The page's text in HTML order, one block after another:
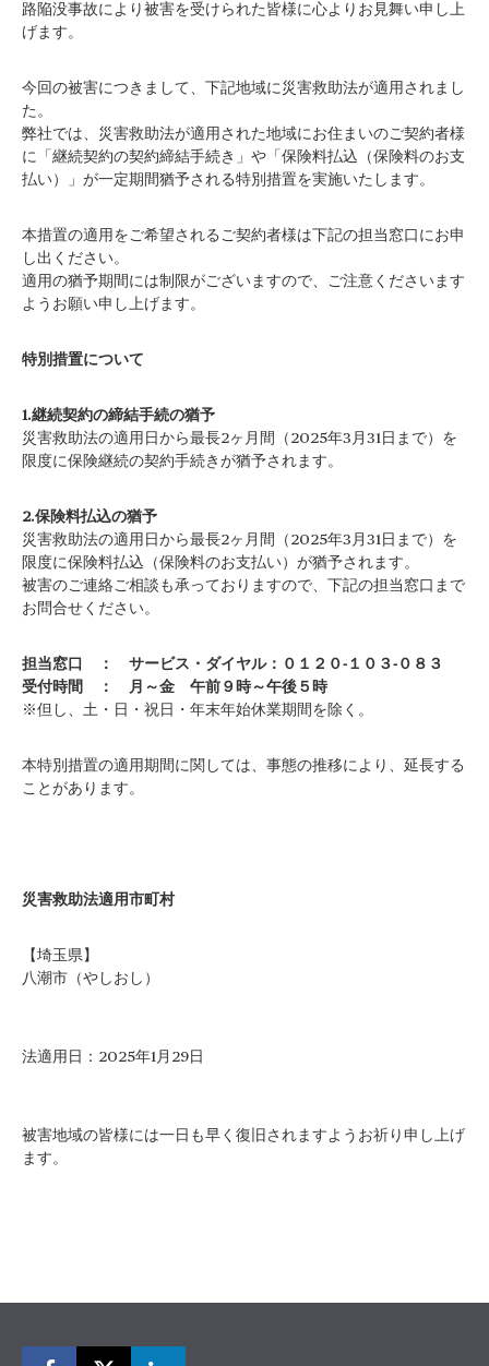
路陥没事故により被害を受けられた皆様に心よりお見舞い申し上
げます。
今回の被害につきまして、下記地域に災害救助法が適用されまし
た。
弊社では、災害救助法が適用された地域にお住まいのご契約者様
に「継続契約の契約締結手続き」や「保険料払込（保険料のお支
払い）」が一定期間猶予される特別措置を実施いたします。
本措置の適用をご希望されるご契約者様は下記の担当窓口にお申
し出ください。
適用の猶予期間には制限がございますので、ご注意くださいます
ようお願い申し上げます。
特別措置について
1.継続契約の締結手続の猶予
災害救助法の適用日から最長2ヶ月間（2025年3月31日まで）を
限度に保険継続の契約手続きが猶予されます。
2.保険料払込の猶予
災害救助法の適用日から最長2ヶ月間（2025年3月31日まで）を
限度に保険料払込（保険料のお支払い）が猶予されます。
被害のご連絡ご相談も承っておりますので、下記の担当窓口まで
お問合せください。
担当窓口 ： サービス・ダイヤル：０１２０-１０３-０８３
受付時間 ： 月～金 午前９時～午後５時
※但し、土・日・祝日・年末年始休業期間を除く。
本特別措置の適用期間に関しては、事態の推移により、延長する
ことがあります。
災害救助法適用市町村
【埼玉県】
八潮市（やしおし）
法適用日：2025年1月29日
被害地域の皆様には一日も早く復旧されますようお祈り申し上げ
ます。